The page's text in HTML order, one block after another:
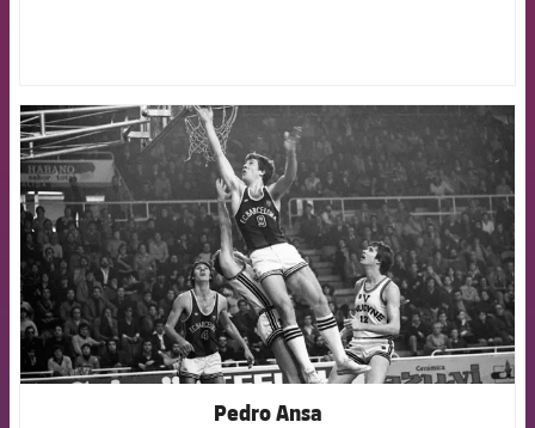
FCB Barcelona badge
Pedro Ansa